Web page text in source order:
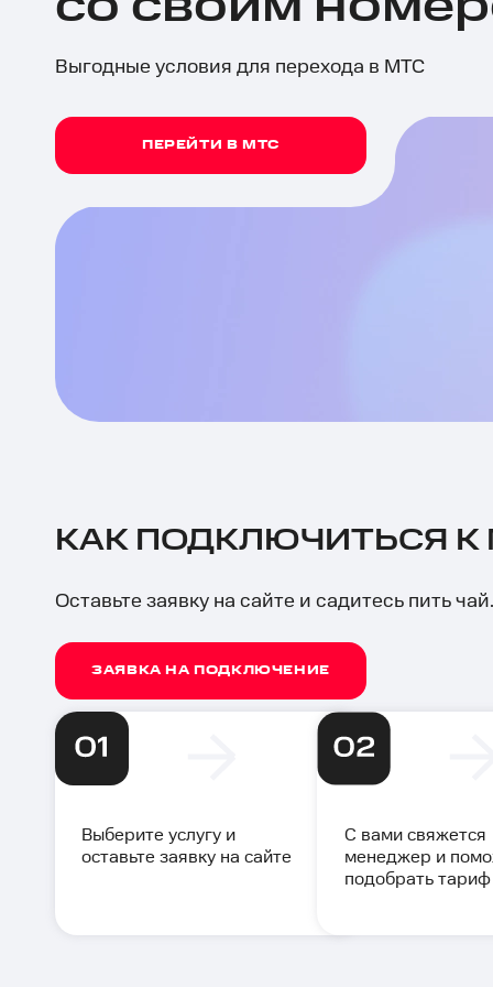
Выгодные условия для перехода в МТС
ПЕРЕЙТИ В МТС
КАК ПОДКЛЮЧИТЬСЯ К
Оставьте заявку на сайте и садитесь пить
ЗАЯВКА НА ПОДКЛЮЧЕНИЕ
Выберите услугу и
оставьте заявку на сайте
С вами свяжется
менеджер и
подобрать тариф